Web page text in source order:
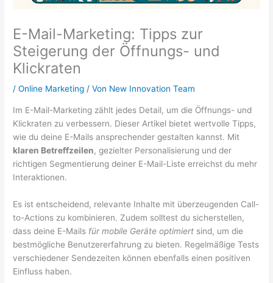
E-Mail-Marketing: Tipps zur
Steigerung der Öffnungs- und
Klickraten
/Online Marketing / Von New Innovation Team
Im E-Mail-Marketing zählt jedes Detail, um die Öffnungs- und
Klickraten zu verbessern. Dieser Artikel bietet wertvolle Tipps,
wie du deine E-Mails ansprechender gestalten kannst. Mit
klaren Betreffzeilen, gezielter Personalisierung und der
richtigen Segmentierung deiner E-Mail-Liste erreichst du mehr
Interaktionen.
Es ist entscheidend, relevante Inhalte mit überzeugenden Call-
to-Actions zu kombinieren. Zudem solltest du sicherstellen,
dass deine E-Mails für mobile Geräte optimiert sind, um die
bestmögliche Benutzererfahrung zu bieten. Regelmäßige Tests
verschiedener Sendezeiten können ebenfalls einen positiven
Einfluss haben.